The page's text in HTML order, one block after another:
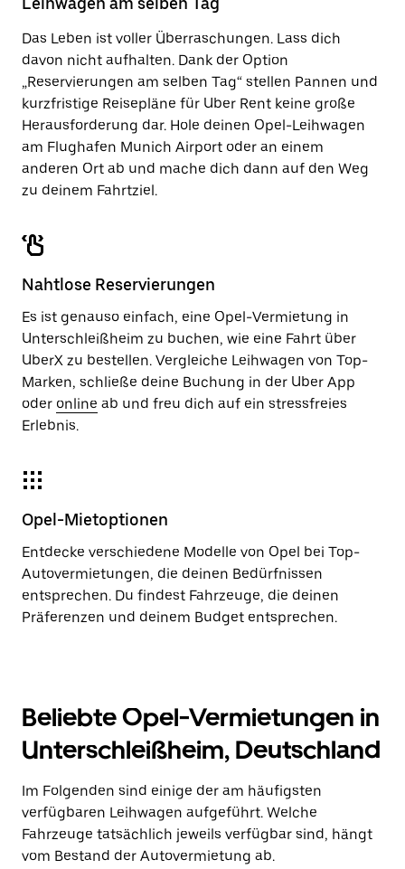
zu
Das Leben ist voller Überraschungen. Lass dich
davon nicht aufhalten. Dank der Option
„Reservierungen am selben Tag“ stellen Pannen und
kurzfristige Reisepläne für Uber Rent keine große
Herausforderung dar. Hole deinen Opel-Leihwagen
am Flughafen Munich Airport oder an einem
anderen Ort ab und mache dich dann auf den Weg
zu deinem Fahrtziel.
Nahtlose Reservierungen
Es ist genauso einfach, eine Opel-Vermietung in
Unterschleißheim zu buchen, wie eine Fahrt über
UberX zu bestellen. Vergleiche Leihwagen von Top-
Marken, schließe deine Buchung in der Uber App
oder online ab und freu dich auf ein stressfreies
Erlebnis.
Opel-Mietoptionen
Entdecke verschiedene Modelle von Opel bei Top-
Autovermietungen, die deinen Bedürfnissen
entsprechen. Du findest Fahrzeuge, die deinen
Präferenzen und deinem Budget entsprechen.
Beliebte Opel-Vermietungen in
Unterschleißheim, Deutschland
Im Folgenden sind einige der am häufigsten
verfügbaren Leihwagen aufgeführt. Welche
Fahrzeuge tatsächlich jeweils verfügbar sind, hängt
vom Bestand der Autovermietung ab.